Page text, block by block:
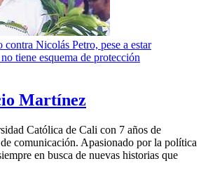
contra Nicolás Petro, pese a estar
tiene esquema de protección
Martínez
Católica de Cali con 7 años de
comunicación. Apasionado por la política
en busca de nuevas historias que